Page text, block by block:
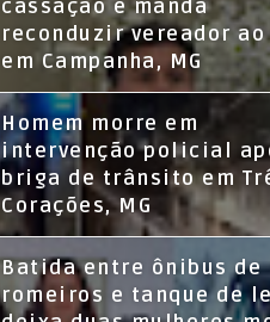
cassação e manda
reconduzir vereador ao
em Campanha, MG
Homem morre em
intervenção policial
briga de trânsito em
Corações, MG
Batida entre ônibus de
romeiros e tanque de